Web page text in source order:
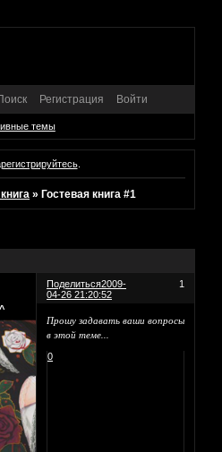
Регистрация Войти
темы
.
»Гостевая книга #1
Поделиться 1
2009-
04-26 21:20:52
Прошу задавать ваши вопросы
в этой теме...
0